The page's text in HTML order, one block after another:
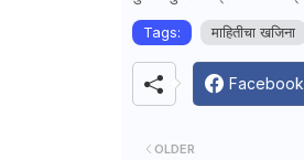
Tags: माहितीचा खजिना
Facebook
OLDER